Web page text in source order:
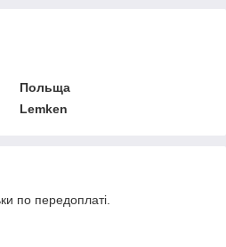
Польща
Lemken
по передоплаті.